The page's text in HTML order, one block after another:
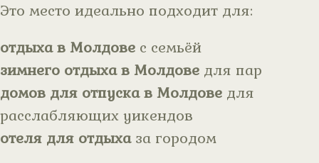
Это место идеально подходит для:
отдыха в Молдове с семьёй
зимнего отдыха в Молдове для пар
домов для отпуска в Молдове для
расслабляющих уикендов
отеля для отдыхаза городом